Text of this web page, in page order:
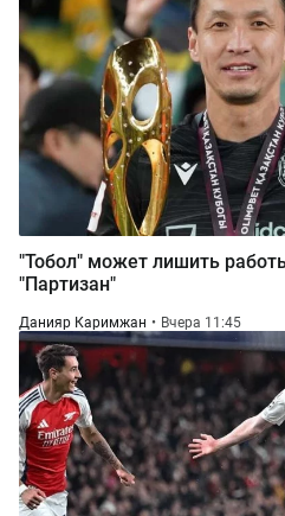
"Тобол" может лишить
"Партизан"
Данияр Каримжан Вчера 11:45